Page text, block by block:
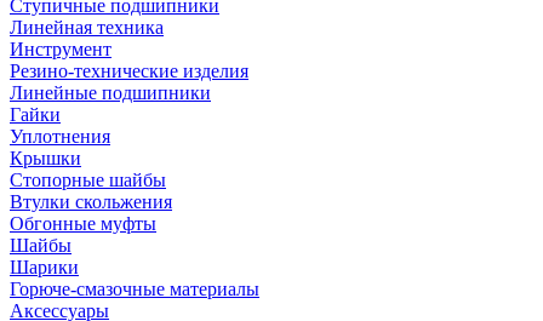
Ступичные подшипники
Линейная техника
Инструмент
Резино-технические изделия
Линейные подшипники
Гайки
Уплотнения
Крышки
Стопорные шайбы
Втулки скольжения
Обгонные муфты
Шайбы
Шарики
Горюче-смазочные материалы
Аксессуары